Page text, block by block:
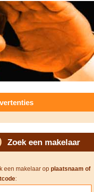
Zoek een makelaar
een makelaar op plaatsnaam of
: